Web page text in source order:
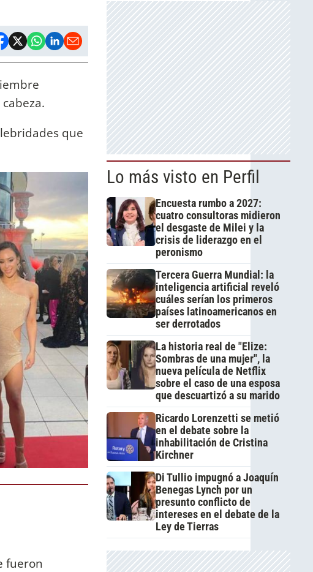
que
fueron
Lo más visto en Perfil
Encuesta rumbo a 2027:
cuatro consultoras midieron
el desgaste de Milei y la
crisis de liderazgo en el
peronismo
Tercera Guerra Mundial: la
inteligencia artificial reveló
cuáles serían los primeros
países latinoamericanos en
ser derrotados
La historia real de "Elize:
Sombras de una mujer", la
nueva película de Netflix
sobre el caso de una esposa
que descuartizó a su marido
Ricardo Lorenzetti se metió
en el debate sobre la
inhabilitación de Cristina
Kirchner
Di Tullio impugnó a Joaquín
Benegas Lynch por un
presunto conflicto de
intereses en el debate de la
Ley de Tierras